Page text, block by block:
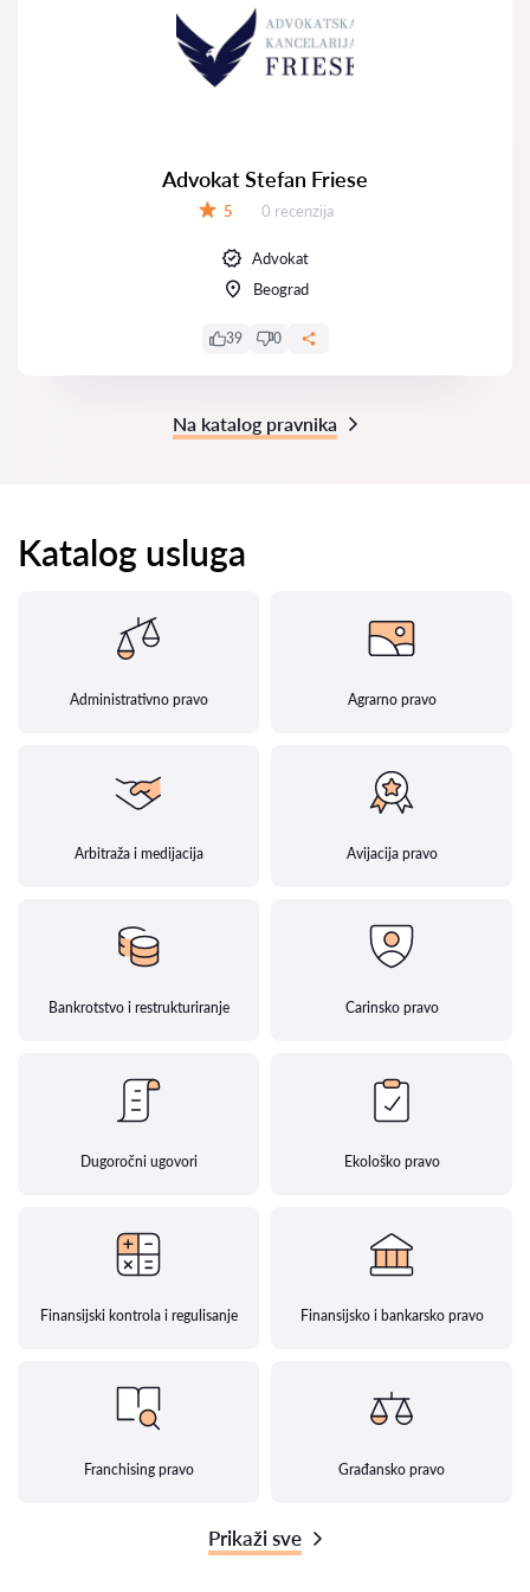
Advokat Stefan Friese
5 Recenzija:
0 recenzija
Advokat
Beograd
39 0
Na katalog pravnika
Katalog usluga
Administrativno pravo Agrarno pravo
Arbitraža i medijacija Avijacija pravo
Bankrotstvo i restrukturiranje Carinsko pravo
Dugoročni ugovori Ekološko pravo
Finansijski kontrola i regulisanje Finansijsko i bankarsko pravo
Franchising pravo Građansko pravo
Prikaži sve